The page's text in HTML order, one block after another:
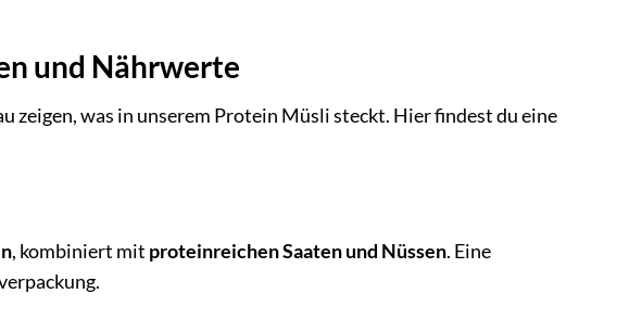
und Nährwerte
zeigen, was in unserem Protein Müsli steckt. Hier findest du eine
, kombiniert mit proteinreichen Saaten und Nüssen. Eine